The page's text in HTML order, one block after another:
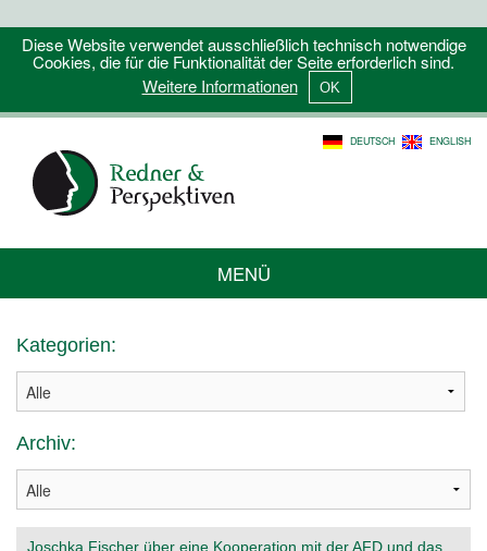
Diese Website verwendet ausschließlich technisch notwendige
Cookies, die für die Funktionalität der Seite erforderlich sind.
Weitere Informationen
DEUTSCH ENGLISH
MENÜ
Kategorien:
Archiv:
Joschka Fischer über eine Kooperation mit der AFD und das